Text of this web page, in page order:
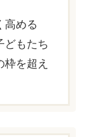
高める
どもたち
を超え